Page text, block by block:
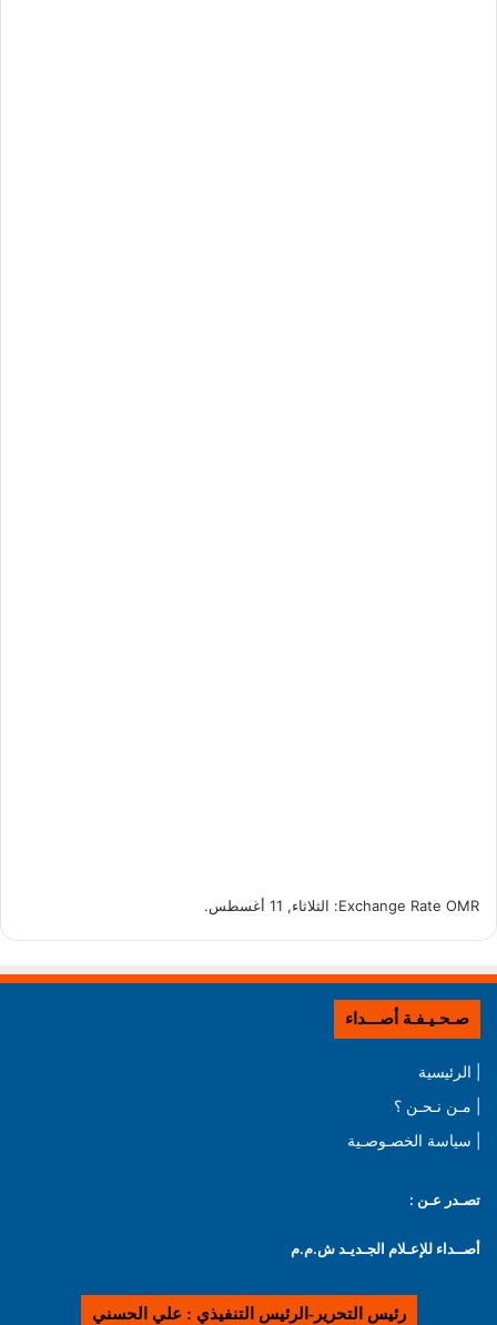
Exchange Rate OMR : الثلاثاء, 11 أغسطس.
صـحـيـفـة أصـــداء
| الرئيسية
| مـن نـحـن ؟
| سياسة الخصـوصـية
تصـدر عـن :
أصــداء للإعـلام الجـديـد ش.م.م
رئيس التحرير-الرئيس التنفيذي : علي الحسني